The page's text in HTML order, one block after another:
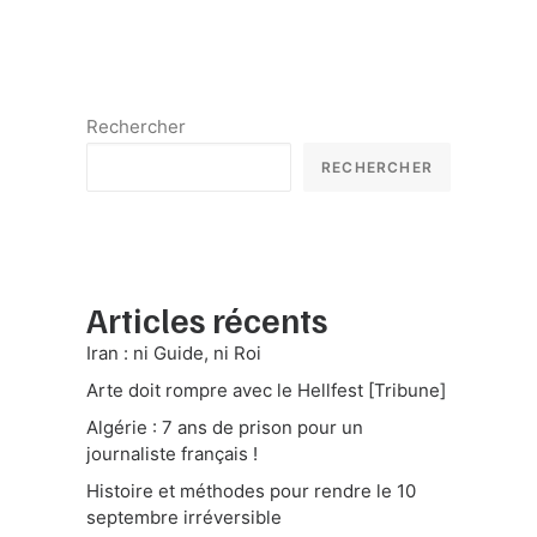
Rechercher
RECHERCHER
Articles récents
Iran : ni Guide, ni Roi
Arte doit rompre avec le Hellfest [Tribune]
Algérie : 7 ans de prison pour un
journaliste français !
Histoire et méthodes pour rendre le 10
septembre irréversible